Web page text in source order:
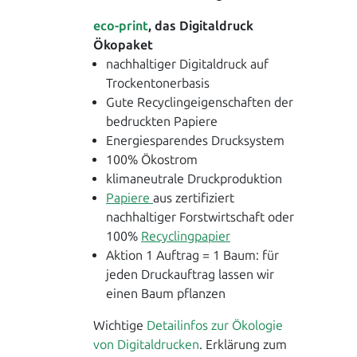
eco-print, das Digitaldruck
Ökopaket
nachhaltiger Digitaldruck auf
Trockentonerbasis
Gute Recyclingeigenschaften der
bedruckten Papiere
Energiesparendes Drucksystem
100% Ökostrom
klimaneutrale Druckproduktion
Papiere aus zertifiziert
nachhaltiger Forstwirtschaft oder
100% Recyclingpapier
Aktion 1 Auftrag = 1 Baum: für
jeden Druckauftrag lassen wir
einen Baum pflanzen
Wichtige Detailinfos zur Ökologie
von Digitaldrucken. Erklärung zum